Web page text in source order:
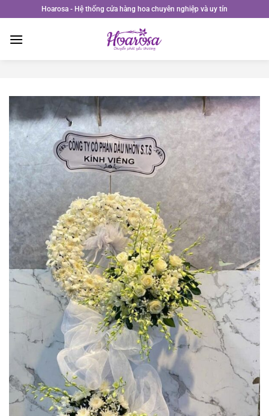
qua
nội
Hoarosa - Hệ thống cửa hàng hoa chuyên nghiệp và uy tín